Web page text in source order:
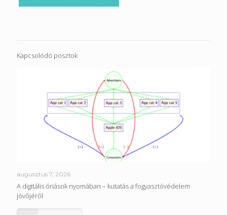
Kapcsolódó posztok
augusztus 7, 2026
A digitális óriások nyomában – kutatás a fogyasztóvédelem
jövőjéről